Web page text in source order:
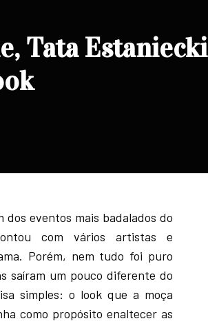
Tata Estaniecki
dos eventos mais badalados do
com vários artistas e
Porém, nem tudo foi puro
saíram um pouco diferente do
simples: o look que a moça
como propósito enaltecer as